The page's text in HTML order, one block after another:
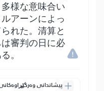
様な意味合い
アーンによっ
れた。清算と
審判の日に必
。
پیشاندانی